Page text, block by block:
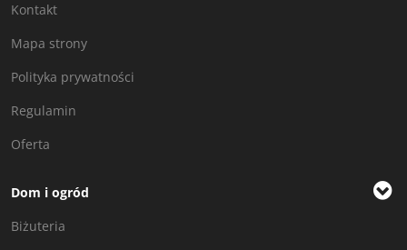
Kontakt
Mapa strony
Polityka prywatności
Regulamin
Oferta
Dom i ogród
Biżuteria